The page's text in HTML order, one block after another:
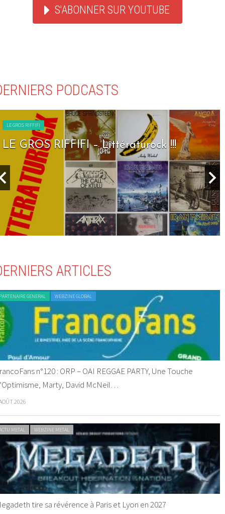
S'ABONNER SUR YOUTUBE
PODCASTS
LE GROS RIFFIFI
LE GROS RIFFIFI – Littératurock !!!
ARTICLES
GENERAL WEBZINE GLOBAL
n°120 : ORP – OAI REGGAE PARTY, Une Touche
Marty, David McNeil…
2026
METAL WEBZINE METAL
tire sa révérence à Paris et Lyon en 2027